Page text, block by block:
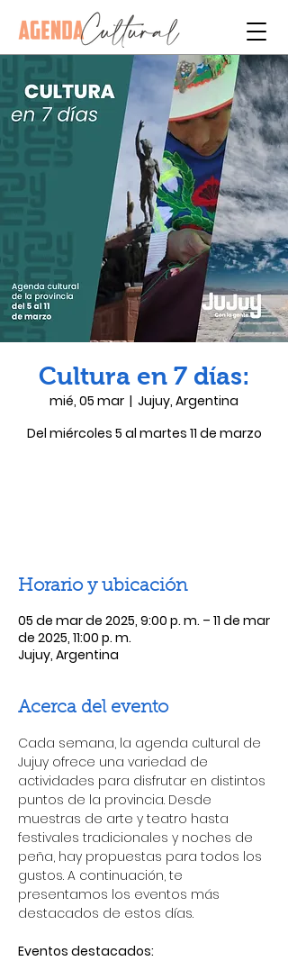
Cultura en 7 días:
mié, 05 mar
  |
Jujuy, Argentina
Del miércoles 5 al martes 11 de marzo
Horario y ubicación
05 de mar de 2025, 9:00 p. m. – 11 de mar
de 2025, 11:00 p. m.
Jujuy, Argentina
Acerca del evento
Cada semana, la agenda cultural de
Jujuy ofrece una variedad de
actividades para disfrutar en distintos
puntos de la provincia. Desde
muestras de arte y teatro hasta
festivales tradicionales y noches de
peña, hay propuestas para todos los
gustos. A continuación, te
presentamos los eventos más
destacados de estos días.
Eventos destacados: